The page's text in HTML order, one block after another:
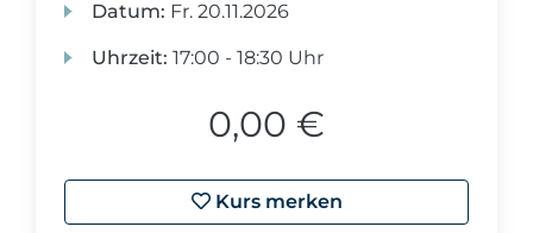
Datum: Fr. 20.11.2026
Uhrzeit: 17:00 - 18:30 Uhr
0,00 €
Kurs merken